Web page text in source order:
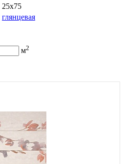
25х75
глянцевая
м2